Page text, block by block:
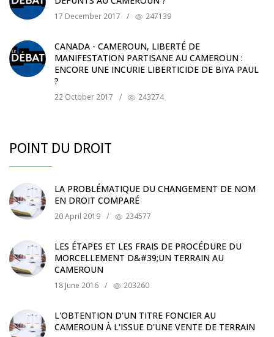
17 December 2017 / 247139
CANADA - CAMEROUN, LIBERTÉ DE
MANIFESTATION PARTISANE AU CAMEROUN :
ENCORE UNE INCURIE LIBERTICIDE DE BIYA PAUL
?
22 October 2017 / 243274
POINT DU DROIT
LA PROBLÉMATIQUE DU CHANGEMENT DE NOM
EN DROIT COMPARÉ
20 April 2019 / 234577
LES ÉTAPES ET LES FRAIS DE PROCÉDURE DU
MORCELLEMENT D&#39;UN TERRAIN AU
CAMEROUN
18 June 2016 / 203260
L'OBTENTION D'UN TITRE FONCIER AU
CAMEROUN À L'ISSUE D'UNE VENTE DE TERRAIN